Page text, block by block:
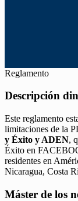
Reglamento
Descripción
Este reglamento
limitaciones de la
y Éxito y ADEN,
Éxito en
residentes en
Nicaragua, Costa
Máster de los